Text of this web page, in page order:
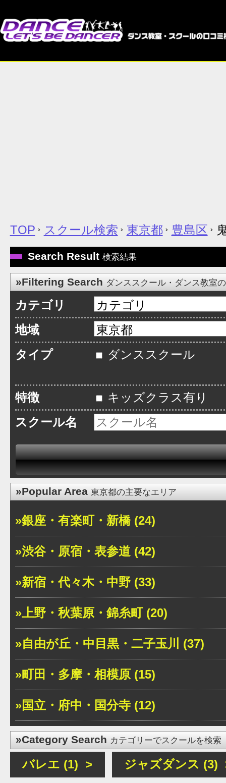
TOP スクール検索 東京都 豊島区
Search Result 検索結果
»Filtering Search ダンススクール・ダンス教室
カテゴリ
地域
タイプ
ダンススクール
特徴
キッズクラス有り
スクール名
»Popular Area東京都の主要なエリア
»銀座・有楽町・新橋 (24)
»渋谷・原宿・表参道 (42)
»新宿・代々木・中野 (33)
»上野・秋葉原・錦糸町 (20)
»自由が丘・中目黒・二子玉川 (37)
»町田・多摩・相模原 (15)
»国立・府中・国分寺 (12)
»Category Search カテゴリーでスクールを検索
バレエ (1) > ジャズダンス (3)